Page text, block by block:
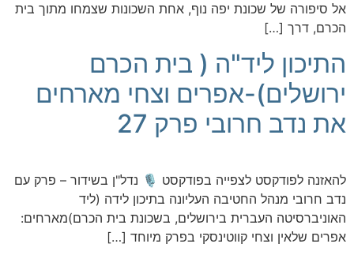
אל סיפורה של שכונת יפה נוף, אחת השכונות שצמחו מתוך בית
הכרם, דרך […]
התיכון ליד"ה ( בית הכרם
ירושלים)-אפרים וצחי מארחים
את נדב חרובי פרק 27
להאזנה לפודקסט לצפייה בפודקסט 🎙️ נדל"ן בשידור – פרק עם
נדב חרובי מנהל החטיבה העליונה בתיכון לידה (ליד
האוניברסיטה העברית בירושלים, בשכונת בית הכרם)מארחים:
אפרים שלאין וצחי קווטינסקי בפרק מיוחד […]